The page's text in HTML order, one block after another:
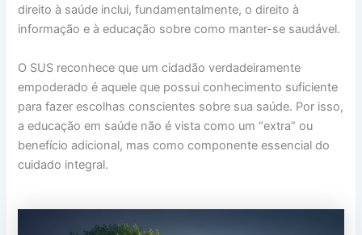
direito à saúde inclui, fundamentalmente, o direito à
informação e à educação sobre como manter-se saudável.
O SUS reconhece que um cidadão verdadeiramente
empoderado é aquele que possui conhecimento suficiente
para fazer escolhas conscientes sobre sua saúde. Por isso,
a educação em saúde não é vista como um “extra” ou
benefício adicional, mas como componente essencial do
cuidado integral.